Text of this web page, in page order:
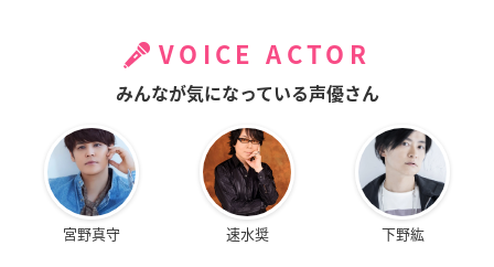
VOICE ACTOR
みんなが気になっている声優さん
宮野真守 速水奨 下野紘